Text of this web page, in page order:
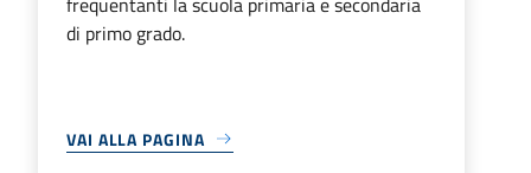
di primo grado.
VAI ALLA PAGINA